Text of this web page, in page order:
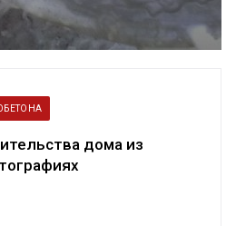
и приведем
и добавок.
дома из